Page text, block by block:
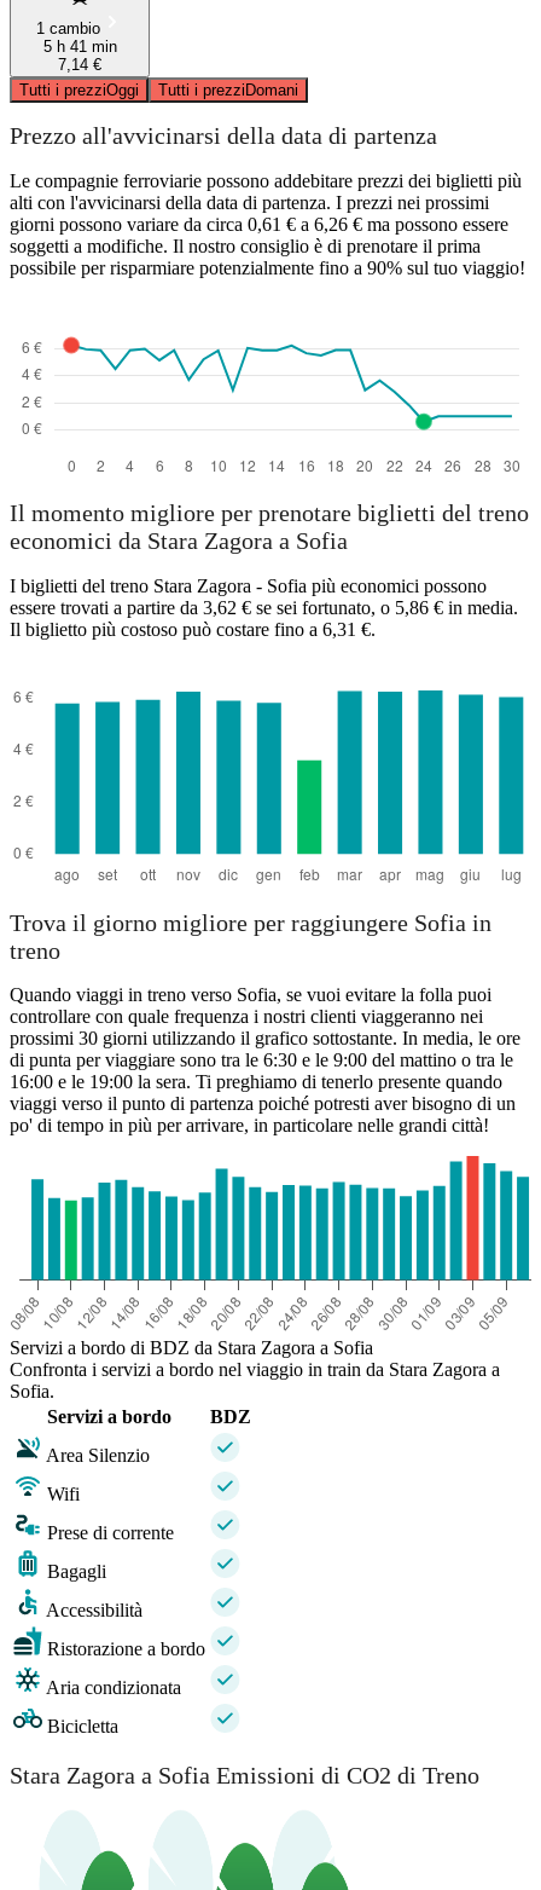
1 cambio
5 h 41 min
7,14 €
Tutti i prezziOggi Tutti i prezziDomani
Prezzo all'avvicinarsi della data di partenza
Le compagnie ferroviarie possono addebitare prezzi dei biglietti più
alti con l'avvicinarsi della data di partenza. I prezzi nei prossimi
giorni possono variare da circa 0,61 € a 6,26 € ma possono essere
soggetti a modifiche. Il nostro consiglio è di prenotare il prima
possibile per risparmiare potenzialmente fino a 90% sul tuo viaggio!
Il momento migliore per prenotare biglietti del treno
economici da Stara Zagora a Sofia
I biglietti del treno Stara Zagora - Sofia più economici possono
essere trovati a partire da 3,62 € se sei fortunato, o 5,86 € in media.
Il biglietto più costoso può costare fino a 6,31 €.
Trova il giorno migliore per raggiungere Sofia in
treno
Quando viaggi in treno verso Sofia, se vuoi evitare la folla puoi
controllare con quale frequenza i nostri clienti viaggeranno nei
prossimi 30 giorni utilizzando il grafico sottostante. In media, le ore
di punta per viaggiare sono tra le 6:30 e le 9:00 del mattino o tra le
16:00 e le 19:00 la sera. Ti preghiamo di tenerlo presente quando
viaggi verso il punto di partenza poiché potresti aver bisogno di un
po' di tempo in più per arrivare, in particolare nelle grandi città!
Servizi a bordo di BDZ da Stara Zagora a Sofia
Confronta i servizi a bordo nel viaggio in train da Stara Zagora a
Sofia.
Servizi a bordo
BDZ
Area Silenzio
Wifi
Prese di corrente
Bagagli
Accessibilità
Ristorazione a bordo
Aria condizionata
Bicicletta
Stara Zagora a Sofia Emissioni di CO2 di Treno